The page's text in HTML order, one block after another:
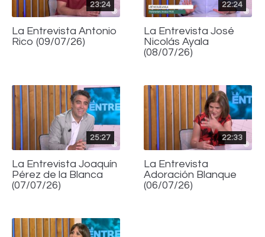
23:24
La Entrevista Antonio
Rico (09/07/26)
22:24
La Entrevista José
Nicolás Ayala
(08/07/26)
25:27
La Entrevista Joaquín
Pérez de la Blanca
(07/07/26)
22:33
La Entrevista
Adoración Blanque
(06/07/26)